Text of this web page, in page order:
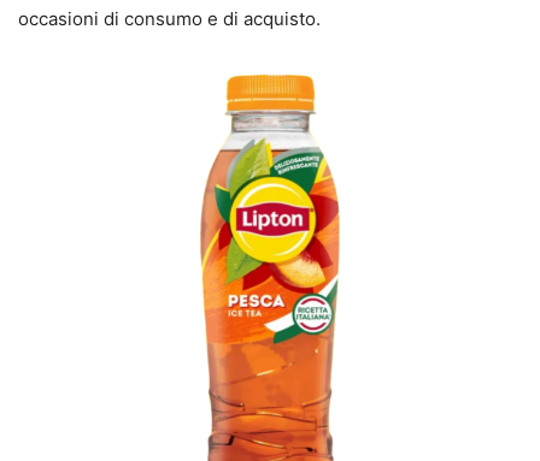
occasioni di consumo e di acquisto.